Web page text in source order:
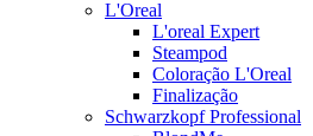
L'Oreal
L'oreal Expert
Steampod
Coloração L'Oreal
Finalização
Schwarzkopf Professional